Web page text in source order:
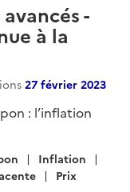
-
à la
27 février 2023
: l’inflation
Inflation
Prix